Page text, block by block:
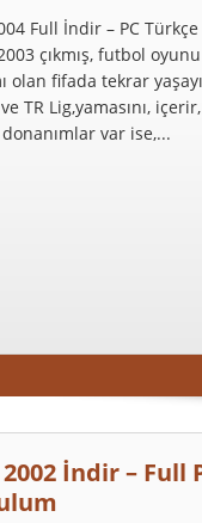
Full İndir – PC
çıkmış, futbol
olan fifada tekrar
TR Lig,yamasını,
donanımlar var ise,...
İndir – Full